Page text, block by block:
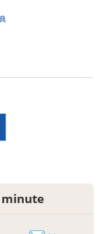
minute